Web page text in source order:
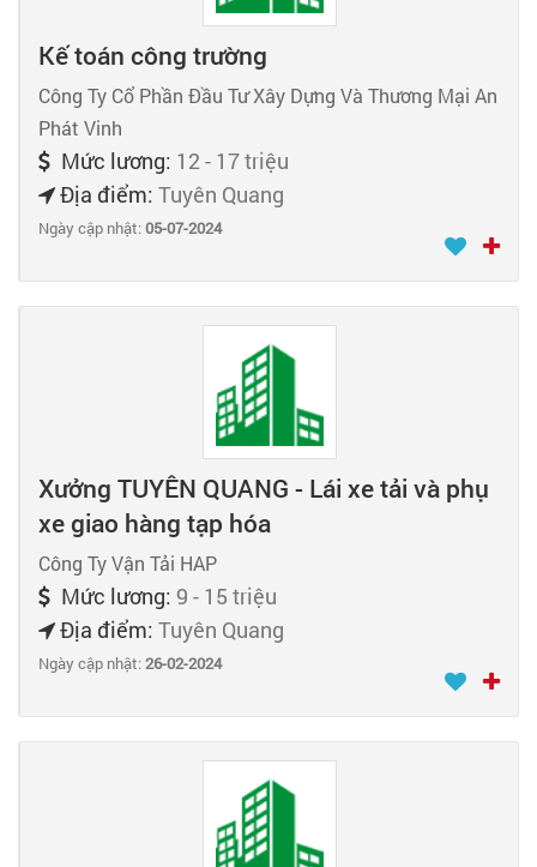
Kế toán công trường
Công Ty Cổ Phần Đầu Tư Xây Dựng Và Thương Mại An
Phát Vinh
Mức lương: 12 - 17 triệu
Địa điểm: Tuyên Quang
Ngày cập nhật:05-07-2024
Xưởng TUYÊN QUANG - Lái xe tải và phụ
xe giao hàng tạp hóa
Công Ty Vận Tải HAP
Mức lương: 9 - 15 triệu
Địa điểm: Tuyên Quang
Ngày cập nhật:26-02-2024